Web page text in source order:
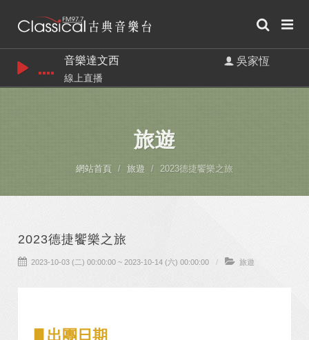
音樂達文西 吳家恆
線上直播